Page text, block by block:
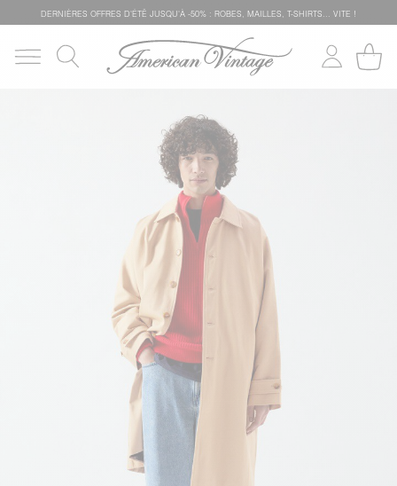
DERNIÈRES OFFRES D'ÉTÊ JUSQU'À -50% : ROBES, MAILLES, T-SHIRTS... VITE !